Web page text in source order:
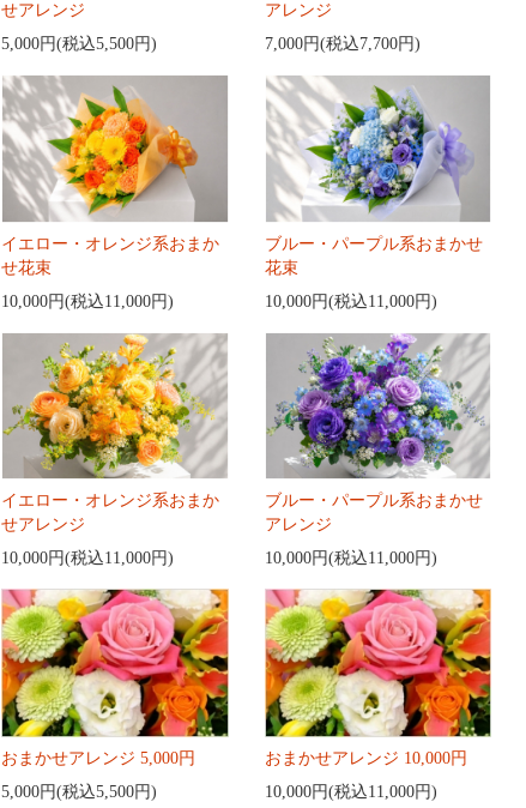
せアレンジ
5,000円(税込5,500円)
アレンジ
7,000円(税込7,700円)
イエロー・オレンジ系おまか
せ花束
10,000円(税込11,000円)
ブルー・パープル系おまかせ
花束
10,000円(税込11,000円)
イエロー・オレンジ系おまか
せアレンジ
10,000円(税込11,000円)
ブルー・パープル系おまかせ
アレンジ
10,000円(税込11,000円)
おまかせアレンジ 5,000円
5,000円(税込5,500円)
おまかせアレンジ 10,000円
10,000円(税込11,000円)